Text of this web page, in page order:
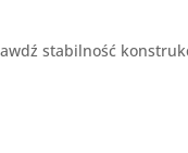
stabilność